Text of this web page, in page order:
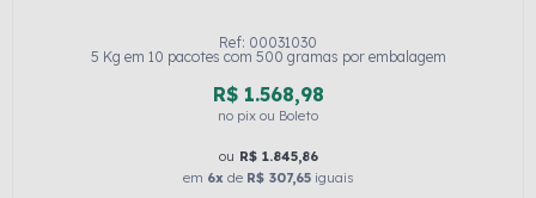
Ref: 00031030
5 Kg em 10 pacotes com 500 gramas por embalagem
R$ 1.568,98
no pix ou Boleto
ou R$ 1.845,86
em 6x de R$ 307,65iguais